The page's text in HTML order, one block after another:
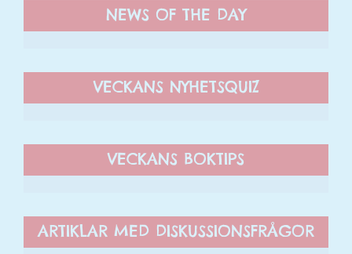
NEWS OF THE DAY
VECKANS NYHETSQUIZ
VECKANS BOKTIPS
ARTIKLAR MED DISKUSSIONSFRÅGOR
kunna
förbättra
och
uppbyggnad,
används.
För att vår
hemsida ska